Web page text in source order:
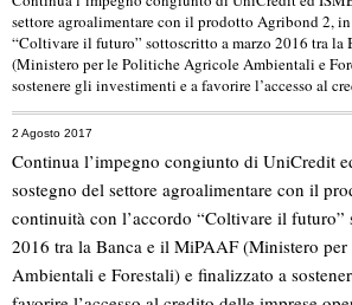
settore agroalimentare con il prodotto Agribond 2,
“Coltivare il futuro” sottoscritto a marzo 2016 tra la
(Ministero per le Politiche Agricole Ambientali e
sostenere gli investimenti e a favorire l’accesso al
2 Agosto 2017
Continua l’impegno congiunto di UniCredit
sostegno del settore agroalimentare con il
continuità con l’accordo “Coltivare il futuro”
2016 tra la Banca e il MiPAAF (Ministero
Ambientali e Forestali) e finalizzato a